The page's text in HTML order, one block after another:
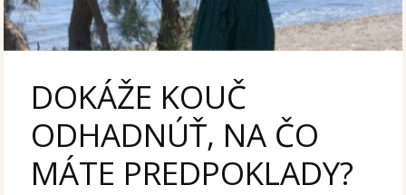
DOKÁŽE KOUČ
ODHADNÚŤ, NA ČO
MÁTE PREDPOKLADY?